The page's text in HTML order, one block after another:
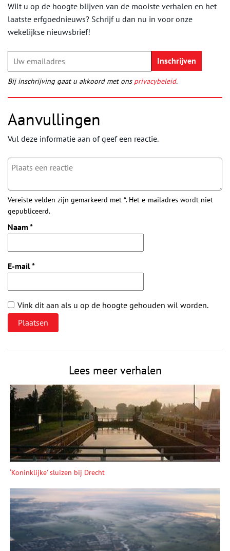
Wilt u op de hoogte blijven van de mooiste verhalen en het
laatste erfgoednieuws? Schrijf u dan nu in voor onze
wekelijkse nieuwsbrief!
Bij inschrijving gaat u akkoord met ons privacybeleid.
Aanvullingen
Vul deze informatie aan of geef een reactie.
Vereiste velden zijn gemarkeerd met *. Het e-mailadres wordt niet
gepubliceerd.
Naam *
E-mail*
Vink dit aan als u op de hoogte gehouden wil worden.
Lees meer verhalen
‘Koninklijke’ sluizen bij Drecht